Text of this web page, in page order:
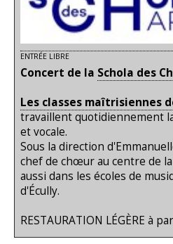
ENTRÉE LIBRE
Concert de la Schola des
Les classes maîtrisiennes
travaillent quotidiennement
et vocale.
Sous la direction
chef de chœur au centre de la
aussi dans les écoles de
d'Écully.
RESTAURATION LÉGÈRE à